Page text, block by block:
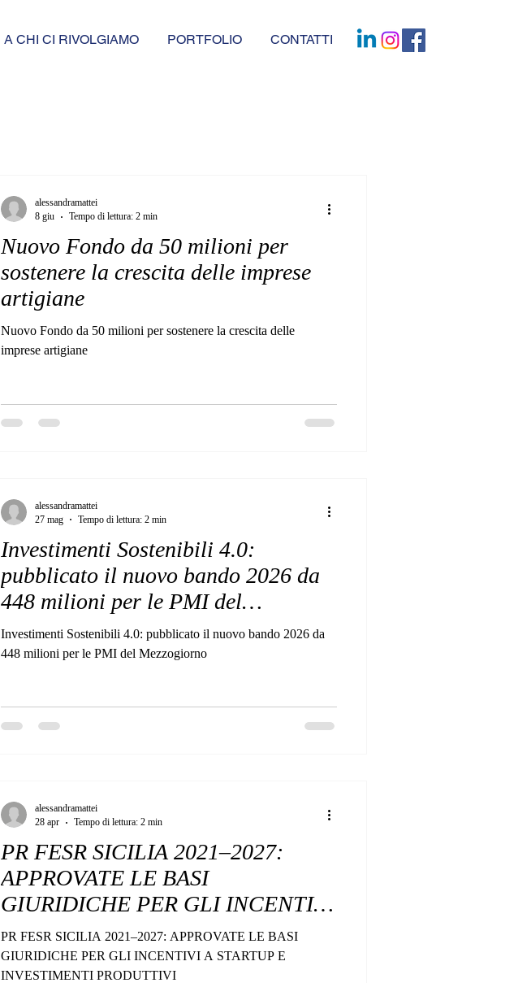
A CHI CI RIVOLGIAMO PORTFOLIO CONTATTI
Nuovo Fondo da 50 milioni per
sostenere la crescita delle imprese
artigiane
Nuovo Fondo da 50 milioni per sostenere la crescita delle
imprese artigiane
alessandramattei
8 giu
Tempo di lettura: 2 min
Investimenti Sostenibili 4.0:
pubblicato il nuovo bando 2026 da
448 milioni per le PMI del
Mezzogiorno
Investimenti Sostenibili 4.0: pubblicato il nuovo bando 2026 da
448 milioni per le PMI del Mezzogiorno
alessandramattei
27 mag
Tempo di lettura: 2 min
PR FESR SICILIA 2021–2027:
APPROVATE LE BASI
GIURIDICHE PER GLI INCENTIVI
A STARTUP E INVESTIMENTI
PRODUTTIVI
PR FESR SICILIA 2021–2027: APPROVATE LE BASI
GIURIDICHE PER GLI INCENTIVI A STARTUP E
INVESTIMENTI PRODUTTIVI
alessandramattei
28 apr
Tempo di lettura: 2 min